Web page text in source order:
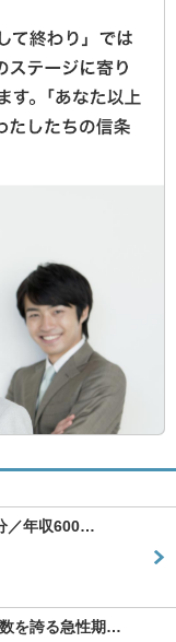
／年収600…
数を誇る急性期…